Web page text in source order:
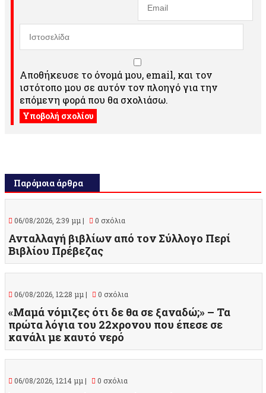
Αποθήκευσε το όνομά μου, email, και τον
ιστότοπο μου σε αυτόν τον πλοηγό για την
επόμενη φορά που θα σχολιάσω.
Παρόμοια άρθρα
06/08/2026, 2:39 μμ | 0 σχόλια
Ανταλλαγή βιβλίων από τον Σύλλογο Περί
Βιβλίου Πρέβεζας
06/08/2026, 12:28 μμ | 0 σχόλια
«Μαμά νόμιζες ότι δε θα σε ξαναδώ;» – Τα
πρώτα λόγια του 22χρονου που έπεσε σε
κανάλι με καυτό νερό
06/08/2026, 12:14 μμ | 0 σχόλια